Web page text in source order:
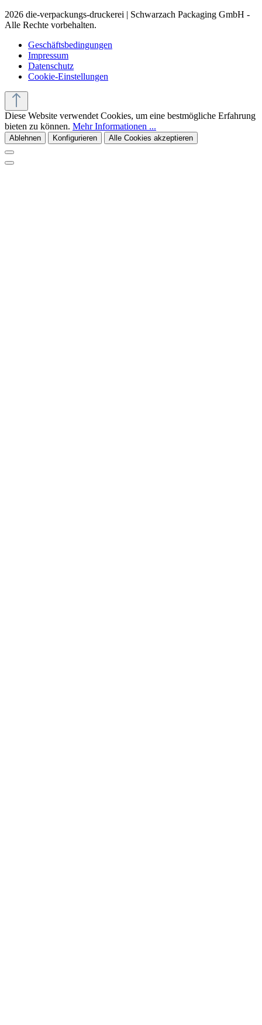
2026 die-verpackungs-druckerei | Schwarzach Packaging GmbH -
Alle Rechte vorbehalten.
Geschäftsbedingungen
Impressum
Datenschutz
Cookie-Einstellungen
Diese Website verwendet Cookies, um eine bestmögliche Erfahrung
bieten zu können. Mehr Informationen ...
Ablehnen Konfigurieren Alle Cookies akzeptieren